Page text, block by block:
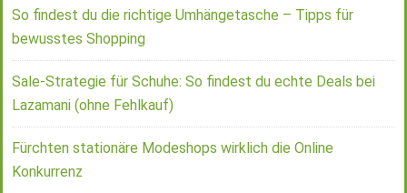
So findest du die richtige Umhängetasche – Tipps für
bewusstes Shopping
Sale-Strategie für Schuhe: So findest du echte Deals bei
Lazamani (ohne Fehlkauf)
Fürchten stationäre Modeshops wirklich die Online
Konkurrenz